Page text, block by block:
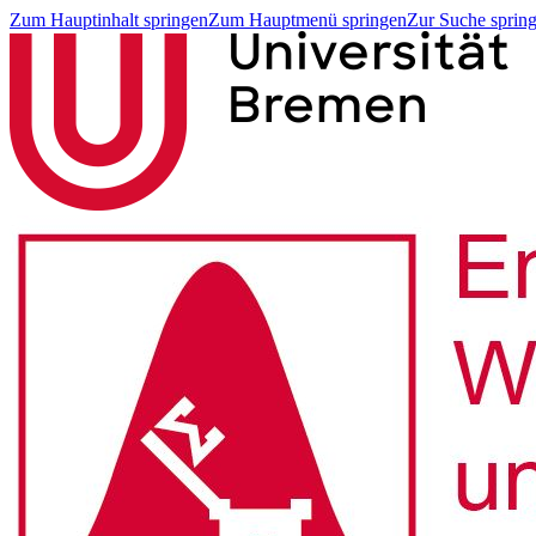
Zum Hauptinhalt springenZum Hauptmenü springenZur Suche